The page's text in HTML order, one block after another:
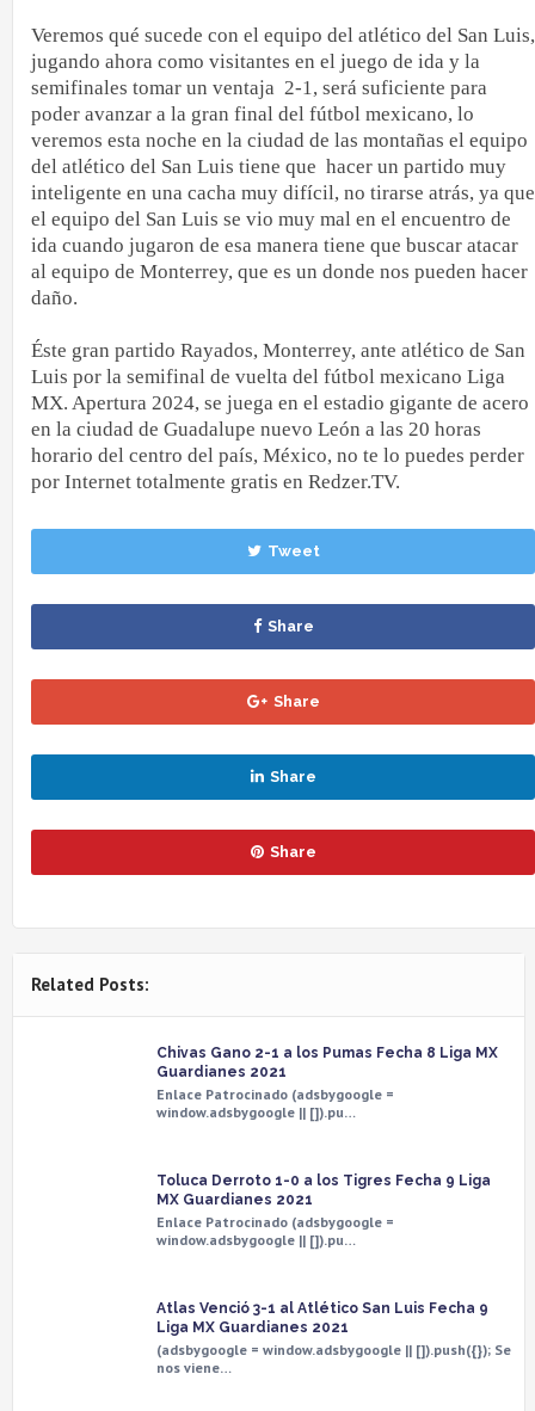
Veremos qué sucede con el equipo del atlético del San Luis,
jugando ahora como visitantes en el juego de ida y la
semifinales tomar un ventaja 2-1, será suficiente para
poder avanzar a la gran final del fútbol mexicano, lo
veremos esta noche en la ciudad de las montañas el equipo
del atlético del San Luis tiene que hacer un partido muy
inteligente en una cacha muy difícil, no tirarse atrás, ya que
el equipo del San Luis se vio muy mal en el encuentro de
ida cuando jugaron de esa manera tiene que buscar atacar
al equipo de Monterrey, que es un donde nos pueden hacer
daño.
Éste gran partido Rayados, Monterrey, ante atlético de San
Luis por la semifinal de vuelta del fútbol mexicano Liga
MX. Apertura 2024, se juega en el estadio gigante de acero
en la ciudad de Guadalupe nuevo León a las 20 horas
horario del centro del país, México, no te lo puedes perder
por Internet totalmente gratis en Redzer.TV.
Tweet
Share
Share
Share
Share
Related Posts:
Chivas Gano 2-1 a los Pumas Fecha 8 Liga MX
Guardianes 2021
Enlace Patrocinado (adsbygoogle =
window.adsbygoogle || []).pu…
Toluca Derroto 1-0 a los Tigres Fecha 9 Liga
MX Guardianes 2021
Enlace Patrocinado (adsbygoogle =
window.adsbygoogle || []).pu…
Atlas Venció 3-1 al Atlético San Luis Fecha 9
Liga MX Guardianes 2021
(adsbygoogle = window.adsbygoogle || []).push({}); Se
nos viene…